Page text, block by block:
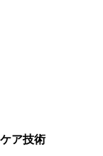
ア技術